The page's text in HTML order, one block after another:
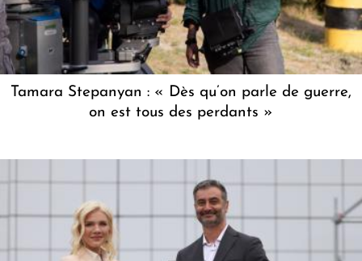
Tamara Stepanyan : « Dès qu’on parle de guerre,
on est tous des perdants »